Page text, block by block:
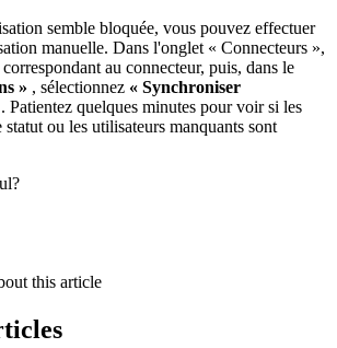
semble bloquée, vous pouvez effectuer
manuelle. Dans l'onglet « Connecteurs »,
correspondant au connecteur, puis, dans le
» , sélectionnez « Synchroniser
. Patientez quelques minutes pour voir si les
statut ou les utilisateurs manquants sont
this article